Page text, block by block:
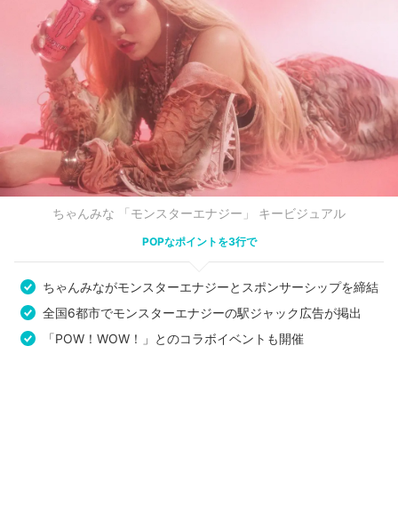
ちゃんみな 「モンスターエナジー」 キービジュアル
POPなポイントを3行で
ちゃんみながモンスターエナジーとスポンサーシップを締結
全国6都市でモンスターエナジーの駅ジャック広告が掲出
「POW！WOW！」とのコラボイベントも開催